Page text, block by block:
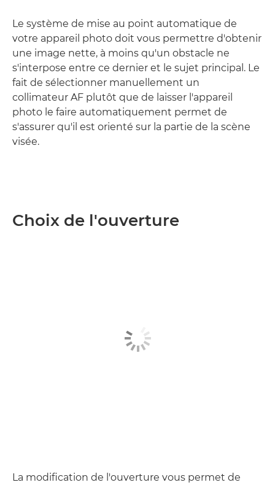
Le système de mise au point automatique de
votre appareil photo doit vous permettre d'obtenir
une image nette, à moins qu'un obstacle ne
s'interpose entre ce dernier et le sujet principal. Le
fait de sélectionner manuellement un
collimateur AF plutôt que de laisser l'appareil
photo le faire automatiquement permet de
s'assurer qu'il est orienté sur la partie de la scène
visée.
Choix de l'ouverture
La modification de l'ouverture vous permet de